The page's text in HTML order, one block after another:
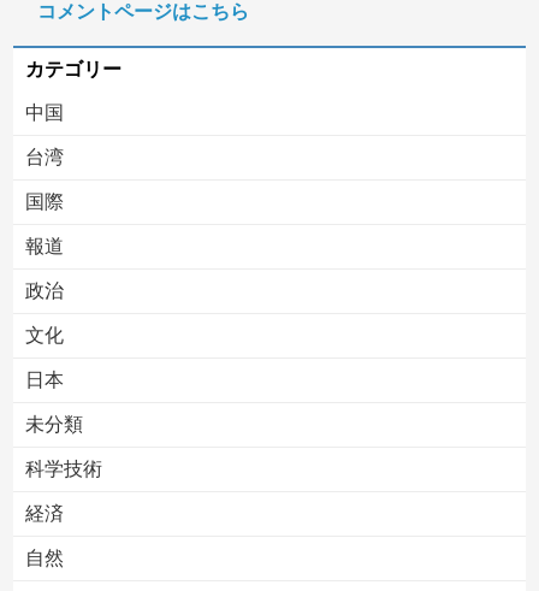
【ヤバすぎ】韓国紙｢サッカー韓国U23代表、2歳若い日本に負けると歴史的屈辱｣
コメントページはこちら
カテゴリー
中国
台湾
国際
報道
政治
文化
日本
未分類
科学技術
経済
自然